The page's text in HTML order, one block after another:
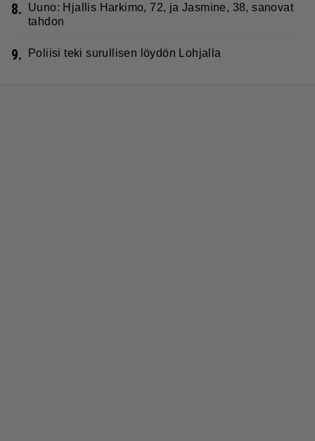
8.
Uuno: Hjallis Harkimo, 72, ja Jasmine, 38, sanovat
tahdon
9. Poliisi teki surullisen löydön Lohjalla